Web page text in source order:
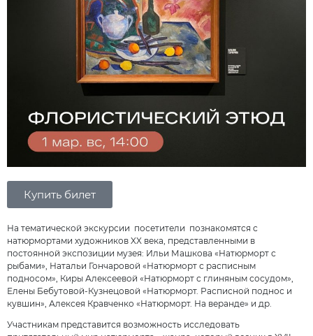
Купить билет
На тематической экскурсии посетители познакомятся с
натюрмортами художников XX века, представленными в
постоянной экспозиции музея: Ильи Машкова «Натюрморт с
рыбами», Натальи Гончаровой «Натюрморт с расписным
подносом», Киры Алексеевой «Натюрморт с глиняным сосудом»,
Елены Бебутовой-Кузнецовой «Натюрморт. Расписной поднос и
кувшин», Алексея Кравченко «Натюрморт. На веранде» и др.
Участникам представится возможность исследовать